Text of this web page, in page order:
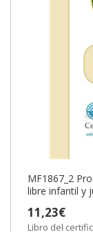
MF1867_2
libre infantil y
11,23€
Libro del